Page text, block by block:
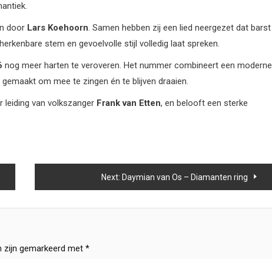
door Lars Koehoorn. Samen hebben zij een lied neergezet dat barst
stem en gevoelvolle stijl volledig laat spreken.
nog meer harten te veroveren. Het nummer combineert een moderne
om mee te zingen én te blijven draaien.
leiding van volkszanger Frank van Etten, en belooft een sterke
Next: Daymian van Os – Diamanten ring
zijn gemarkeerd met *